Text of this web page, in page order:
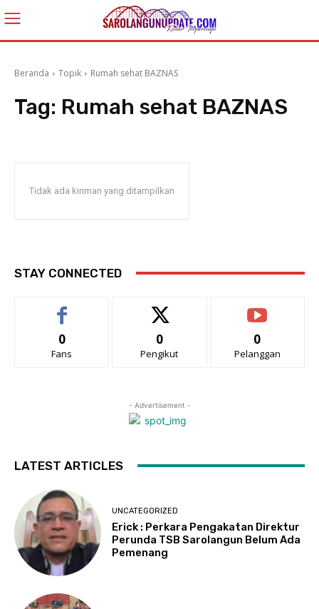
Beranda Topik Rumah sehat BAZNAS
Tag: Rumah sehat BAZNAS
Tidak ada kiriman yang ditampilkan
STAY CONNECTED
0
Fans
0
Pengikut
0
Pelanggan
- Advertisement -
LATEST ARTICLES
UNCATEGORIZED
Erick : Perkara Pengakatan Direktur
Perunda TSB Sarolangun Belum Ada
Pemenang